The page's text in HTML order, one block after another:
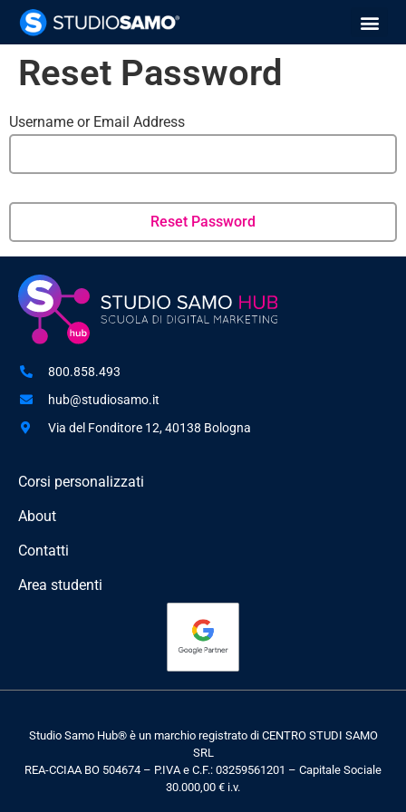
Reset Password
Username or Email Address
800.858.493
hub@studiosamo.it
Via del Fonditore 12, 40138 Bologna
Corsi personalizzati
About
Contatti
Area studenti
Studio Samo Hub® è un marchio registrato di CENTRO STUDI SAMO
SRL
REA-CCIAA BO 504674 – P.IVA e C.F.: 03259561201 – Capitale Sociale
30.000,00 € i.v.